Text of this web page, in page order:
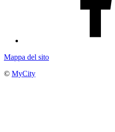
Mappa del sito
© MyCity